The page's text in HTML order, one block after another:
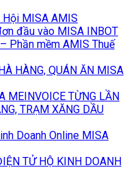
Hội MISA AMIS
đầu vào MISA INBOT
Phần mềm AMIS Thuế
HÀNG, QUÁN ĂN MISA
MEINVOICE TỪNG LẦN
TRẠM XĂNG DẦU
Doanh Online MISA
TỬ HỘ KINH DOANH